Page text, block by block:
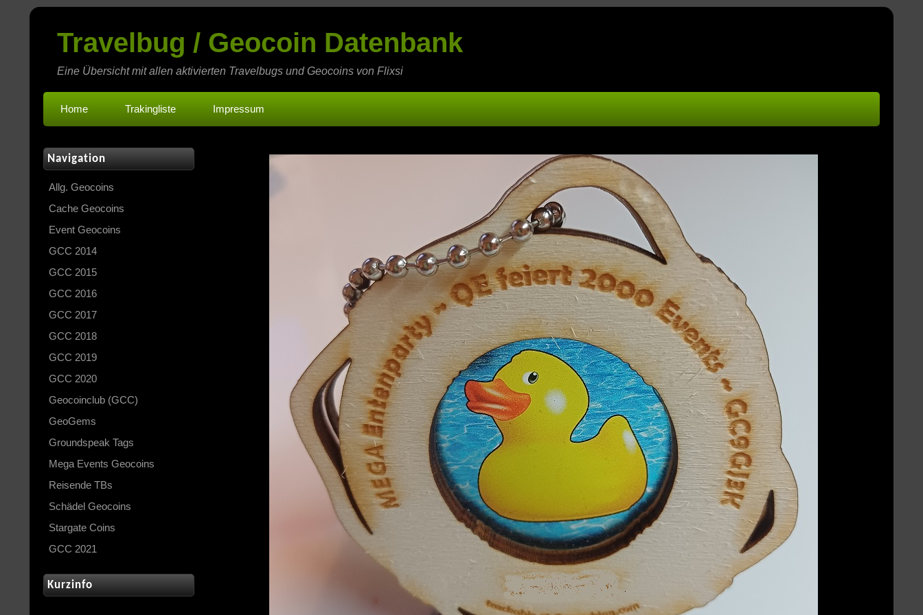
Travelbug / Geocoin Datenbank
Eine Übersicht mit allen aktivierten Travelbugs und Geocoins von Flixsi
Home Trakingliste Impressum
Navigation
Allg. Geocoins
Cache Geocoins
Event Geocoins
GCC 2014
GCC 2015
GCC 2016
GCC 2017
GCC 2018
GCC 2019
GCC 2020
Geocoinclub (GCC)
GeoGems
Groundspeak Tags
Mega Events Geocoins
Reisende TBs
Schädel Geocoins
Stargate Coins
GCC 2021
Kurzinfo